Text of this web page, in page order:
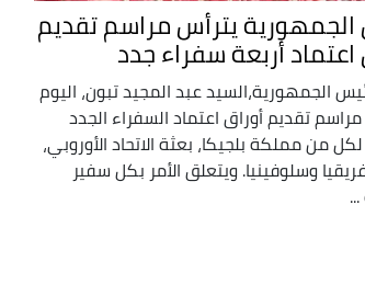
يترأس مراسم تقديم
اعتماد أربعة سفراء جدد
الجمهورية،السيد عبد المجيد تبون، اليوم
مراسم تقديم أوراق اعتماد السفراء الجدد
لكل من مملكة بلجيكا، بعثة الاتحاد الأوروبي،
وسلوفينيا. ويتعلق الأمر بكل سفير